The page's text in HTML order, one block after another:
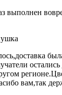
выполнен
вам,так